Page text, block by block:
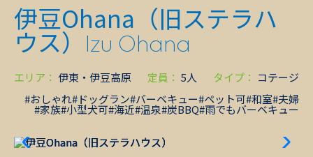
伊豆Ohana（旧ステラハ
ウス） Izu Ohana
エリア： 伊東・伊豆高原 定員： 5人 タイプ： コテージ
#おしゃれ#ドッグラン#バーベキュー#ペット可#和室#夫婦
#家族#小型犬可#海近#温泉#炭BBQ#雨でもバーベキュー